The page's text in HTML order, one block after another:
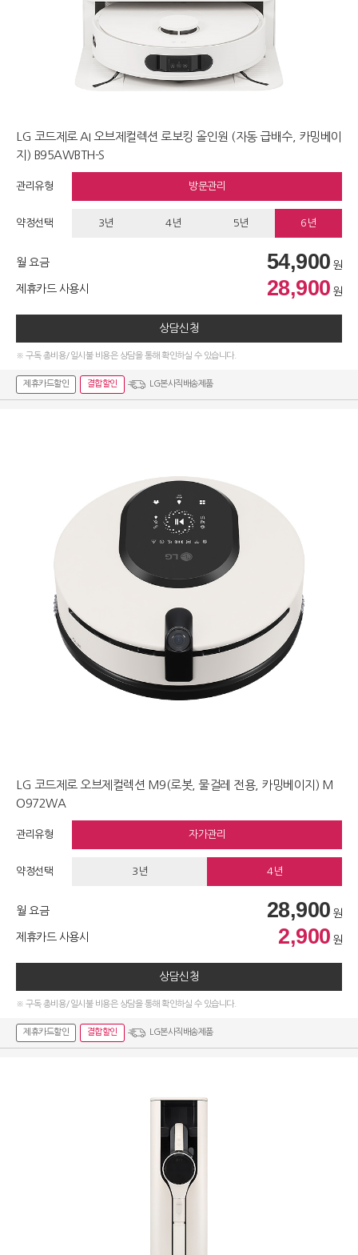
LG 코드제로 AI 오브제컬렉션 로보킹 올인원 (자동 급배수, 카밍베이
지) B95AWBTH-S
관리유형 방문관리
약정선택 3년 4년 5년 6년
월 요금 54,900 원
제휴카드 사용시 28,900 원
상담신청
※ 구독 총비용/일시불 비용은 상담을 통해 확인하실 수 있습니다.
제휴카드할인 결합할인 LG본사직배송제품
LG 코드제로 오브제컬렉션 M9(로봇, 물걸레 전용, 카밍베이지) M
O972WA
관리유형 자가관리
약정선택 3년 4년
월 요금 28,900 원
제휴카드 사용시 2,900 원
상담신청
※ 구독 총비용/일시불 비용은 상담을 통해 확인하실 수 있습니다.
제휴카드할인 결합할인 LG본사직배송제품